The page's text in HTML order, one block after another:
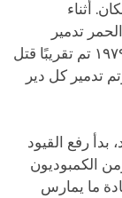
السكان. أثناء
تدمير
البوذية وكادوا ينجحون في ذلك. بحلول عام ١٩٧٩ تم تقريبًا قتل
تدمير كل دير
بدأ رفع القيود
الكمبوديون
ما يمارس